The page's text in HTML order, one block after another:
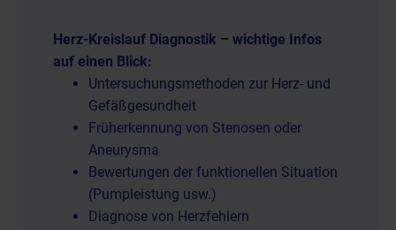
Herz-Kreislauf Diagnostik – wichtige Infos
auf einen Blick:
Untersuchungsmethoden zur Herz- und
Gefäßgesundheit
Früherkennung von Stenosen oder
Aneurysma
Bewertungen der funktionellen Situation
(Pumpleistung usw.)
Diagnose von Herzfehlern